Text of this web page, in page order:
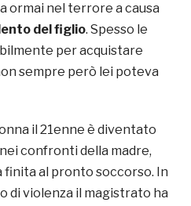
ormai nel terrore a causa
del figlio. Spesso le
per acquistare
sempre però lei poteva
il 21enne è diventato
confronti della madre,
finita al pronto soccorso. In
di violenza il magistrato ha